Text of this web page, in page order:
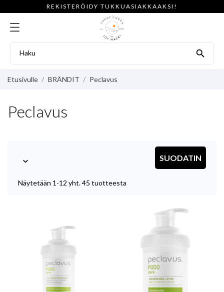
REKISTERÖIDY TUKKUASIAKKAAKSI!

Etusivulle BRÄNDIT Peclavus
Peclavus
 SUODATIN
Näytetään 1-12 yht. 45 tuotteesta